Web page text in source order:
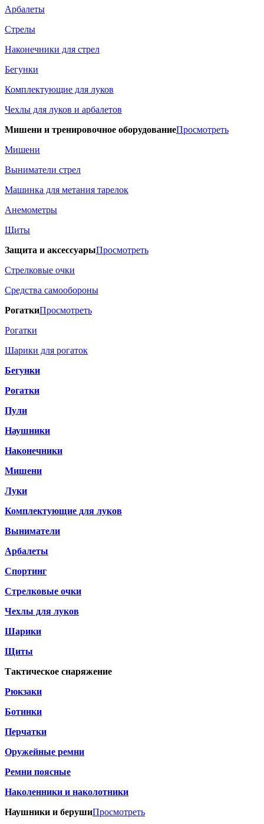
Арбалеты
Стрелы
Наконечники для стрел
Бегунки
Комплектующие для луков
Чехлы для луков и арбалетов
Мишени и тренировочное оборудованиеПросмотреть
Мишени
Выниматели стрел
Машинка для метания тарелок
Анемометры
Щиты
Защита и аксессуарыПросмотреть
Стрелковые очки
Средства самообороны
РогаткиПросмотреть
Рогатки
Шарики для рогаток
Бегунки
Рогатки
Пули
Наушники
Наконечники
Мишени
Луки
Комплектующие для луков
Выниматели
Арбалеты
Спортинг
Стрелковые очки
Чехлы для луков
Шарики
Щиты
Тактическое снаряжение
Рюкзаки
Ботинки
Перчатки
Оружейные ремни
Ремни поясные
Наколенники и наколотники
Наушники и берушиПросмотреть